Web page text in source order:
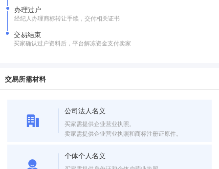
办理过户
经纪人办理商标转让手续，交付相关证书
交易结束
买家确认过户资料后，平台解冻资金支付卖家
交易所需材料
公司法人名义
买家需提供企业营业执照。
卖家需提供企业营业执照和商标注册证原件。
个体个人名义